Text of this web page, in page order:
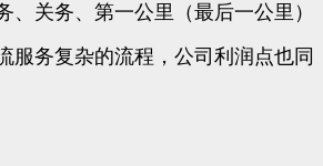
、关务、第一公里（最后一公里）
服务复杂的流程，公司利润点也同